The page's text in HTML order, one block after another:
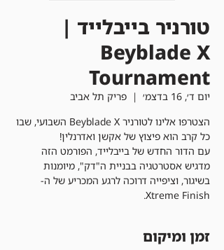
טורניר בייבלייד |
Beyblade X
Tournament
יום ד׳, 16 בדצמ׳
  |
פריק תל אביב
הצטרפו אלינו לטורניר Beyblade X השבועי, שבו
עם הדור החדש של בייבלייד, הפורמט הזה
מדגיש אסטרטגיה בבניית ה"דק", מיומנות
בשיגור, וציפייה דרוכה לרגע המכריע של ה-
Xtreme Finish.
זמן ומיקום